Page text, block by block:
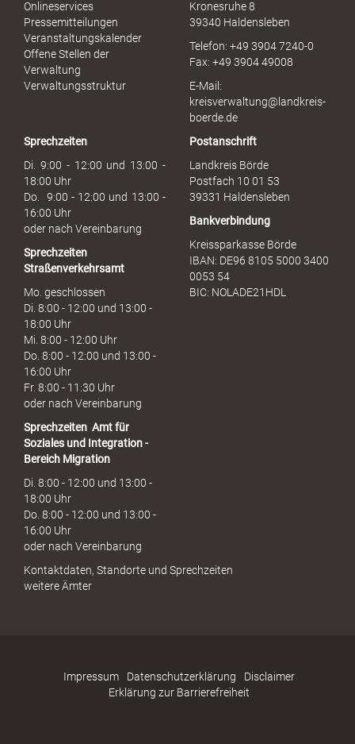
u
h
Onlineservices
Pressemitteilungen
Veranstaltungskalender
Offene Stellen der
Verwaltung
Verwaltungsstruktur
Kronesruhe 8
39340 Haldensleben
Telefon: +49 3904 7240-0
Fax: +49 3904 49008
E-Mail:
kreisverwaltung@landkreis-
boerde.de
Sprechzeiten
Di. 9:00 - 12:00 und 13:00 -
18:00 Uhr
Do. 9:00 - 12:00 und 13:00 -
16:00 Uhr
oder nach Vereinbarung
Sprechzeiten
Straßenverkehrsamt
Mo. geschlossen
Di. 8:00 - 12:00 und 13:00 -
18:00 Uhr
Mi. 8:00 - 12:00 Uhr
Do. 8:00 - 12:00 und 13:00 -
16:00 Uhr
Fr. 8:00 - 11:30 Uhr
oder nach Vereinbarung
Sprechzeiten Amt für
Soziales und Integration -
Bereich Migration
Di. 8:00 - 12:00 und 13:00 -
18:00 Uhr
Do. 8:00 - 12:00 und 13:00 -
16:00 Uhr
oder nach Vereinbarung
Postanschrift
Landkreis Börde
Postfach 10 01 53
39331 Haldensleben
Bankverbindung
Kreissparkasse Börde
IBAN: DE96 8105 5000 3400
0053 54
BIC: NOLADE21HDL
Kontaktdaten, Standorte und Sprechzeiten
weitere Ämter
Impressum Datenschutzerklärung
Disclaimer
Erklärung zur Barrierefreiheit